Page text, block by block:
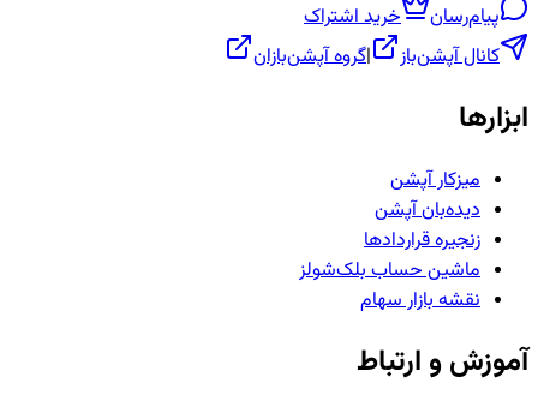
پیام‌رسان
خرید اشتراک
کانال آپشن‌باز
|گروه آپشن‌بازان
ابزارها
میزکار آپشن
دیده‌بان آپشن
زنجیره قراردادها
ماشین حساب بلک‌شولز
نقشه بازار سهام
آموزش و ارتباط